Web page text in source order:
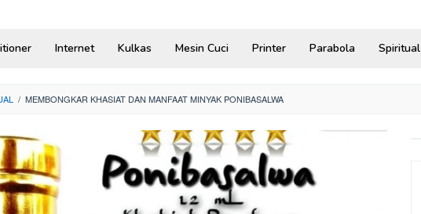
Internet Kulkas Mesin Cuci Printer Parabola Spiritual
/ MEMBONGKAR KHASIAT DAN MANFAAT MINYAK PONIBASALWA